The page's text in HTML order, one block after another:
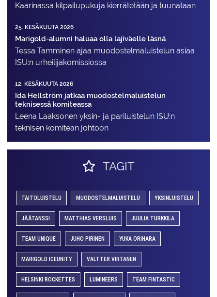
Kaarinassa kilpailupukuja kierrätetään ja tuunataan
25. KESÄKUUTA 2026
Marigold-alumni haluaa olla lajiväelle läsnä
Tessa Tamminen ajaa muodostelma­luistelun asiaa
ISU:n urheilija­komissiossa
12. KESÄKUUTA 2026
Ida Hellström jatkaa muodostelmaluistelun
teknisessä komiteassa
Leena Laaksonen yksin- ja pariluistelun ISU:n
teknisen komitean johtoon
TAGIT
TAITOLUISTELU MUODOSTELMALUISTELU YKSINLUISTELU
JÄÄTANSSI MATTHIAS VERSLUIS JUULIA TURKKILA
TEAM UNIQUE JUHO PIRINEN YUKA ORIHARA
MARIGOLD ICEUNITY VALTTER VIRTANEN
HELSINKI ROCKETTES LUMINEERS TEAM FINTASTIC